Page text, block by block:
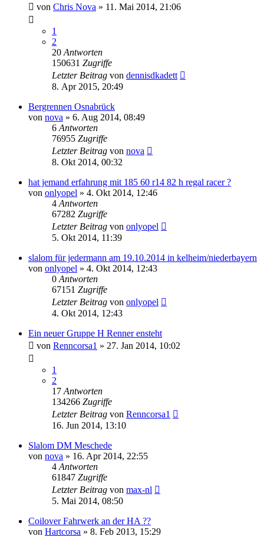
von Chris Nova » 11. Mai 2014, 21:06
1
2
20 Antworten
150631 Zugriffe
Letzter Beitrag von dennisdkadett
8. Apr 2015, 20:49
Bergrennen Osnabrück
von nova » 6. Aug 2014, 08:49
6 Antworten
76955 Zugriffe
Letzter Beitrag von nova
8. Okt 2014, 00:32
hat jemand erfahrung mit 185 60 r14 82 h regal racer ?
von onlyopel » 4. Okt 2014, 12:46
4 Antworten
67282 Zugriffe
Letzter Beitrag von onlyopel
5. Okt 2014, 11:39
slalom für jedermann am 19.10.2014 in kelheim/niederbayern
von onlyopel » 4. Okt 2014, 12:43
0 Antworten
67151 Zugriffe
Letzter Beitrag von onlyopel
4. Okt 2014, 12:43
Ein neuer Gruppe H Renner ensteht
von Renncorsa1 » 27. Jan 2014, 10:02
1
2
17 Antworten
134266 Zugriffe
Letzter Beitrag von Renncorsa1
16. Jun 2014, 13:10
Slalom DM Meschede
von nova » 16. Apr 2014, 22:55
4 Antworten
61847 Zugriffe
Letzter Beitrag von max-nl
5. Mai 2014, 08:50
Coilover Fahrwerk an der HA ??
von Hartcorsa » 8. Feb 2013, 15:29